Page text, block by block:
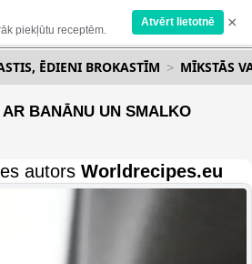
piekļūtu receptēm.
Atvērt lietotnē ×
ĒDIENI BROKASTĪM MĪKSTĀS
BANĀNU UN SMALKO
autors Worldrecipes.eu